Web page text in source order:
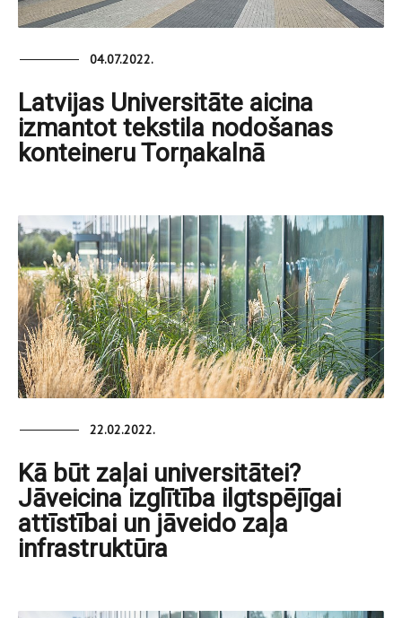
04.07.2022.
Latvijas Universitāte aicina
izmantot tekstila nodošanas
konteineru Torņakalnā
22.02.2022.
Kā būt zaļai universitātei?
Jāveicina izglītība ilgtspējīgai
attīstībai un jāveido zaļa
infrastruktūra